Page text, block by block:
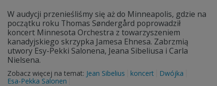
W audycji przenieśliśmy się aż do Minneapolis, gdzie na
początku roku Thomas Søndergård poprowadził
koncert Minnesota Orchestra z towarzyszeniem
kanadyjskiego skrzypka Jamesa Ehnesa. Zabrzmią
utwory Esy-Pekki Salonena, Jeana Sibeliusa i Carla
Nielsena.
Zobacz więcej na temat: Jean Sibelius koncert
Dwójka
Esa-Pekka Salonen